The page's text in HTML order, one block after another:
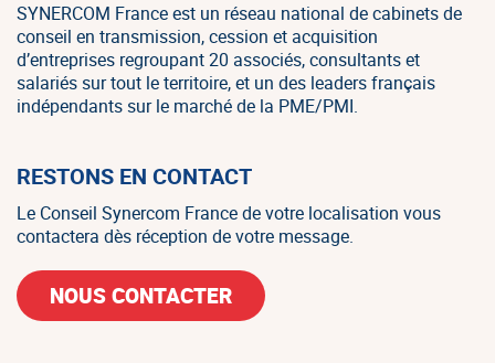
SYNERCOM France est un réseau national de cabinets de
conseil en transmission, cession et acquisition
d’entreprises regroupant 20 associés, consultants et
salariés sur tout le territoire, et un des leaders français
indépendants sur le marché de la PME/PMI.
RESTONS EN CONTACT
Le Conseil Synercom France de votre localisation vous
contactera dès réception de votre message.
NOUS CONTACTER